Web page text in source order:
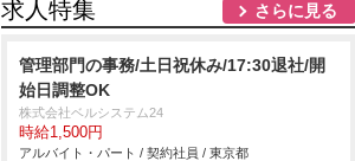
求人特集 さらに見る
管理部門の事務/土日祝休み/17:30退社/開
始日調整OK
株式会社ベルシステム24
時給1,500円
アルバイト・パート / 契約社員 / 東京都